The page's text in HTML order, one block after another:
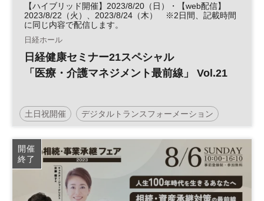
【ハイブリッド開催】2023/8/20（日）・【web配信】
2023/8/22（火）、2023/8/24（木） ※2日間、記載時間
に同じ内容で配信します。
日経ホール
日経健康セミナー21スペシャル
「医療・介護マネジメント最前線」 Vol.21
土日祝開催 デジタルトランスフォーメーション
事業承継 健康 医療・介護マネジメント 不動産
医療 日経健康セミナー 不動産活用 介護
DX 診療報酬 参加無料
開催
終了